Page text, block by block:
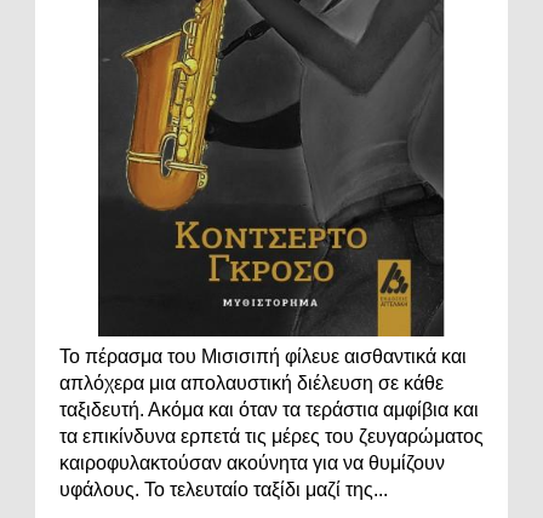
Το πέρασμα του Μισισιπή φίλευε αισθαντικά και
απλόχερα μια απολαυστική διέλευση σε κάθε
ταξιδευτή. Ακόμα και όταν τα τεράστια αμφίβια και
τα επικίνδυνα ερπετά τις μέρες του ζευγαρώματος
καιροφυλακτούσαν ακούνητα για να θυμίζουν
υφάλους. Το τελευταίο ταξίδι μαζί της...